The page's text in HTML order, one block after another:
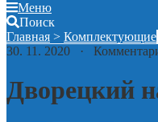
Меню
Поиск
Главная > Комплектующие
30. 11. 2020 ·
Дворецкий